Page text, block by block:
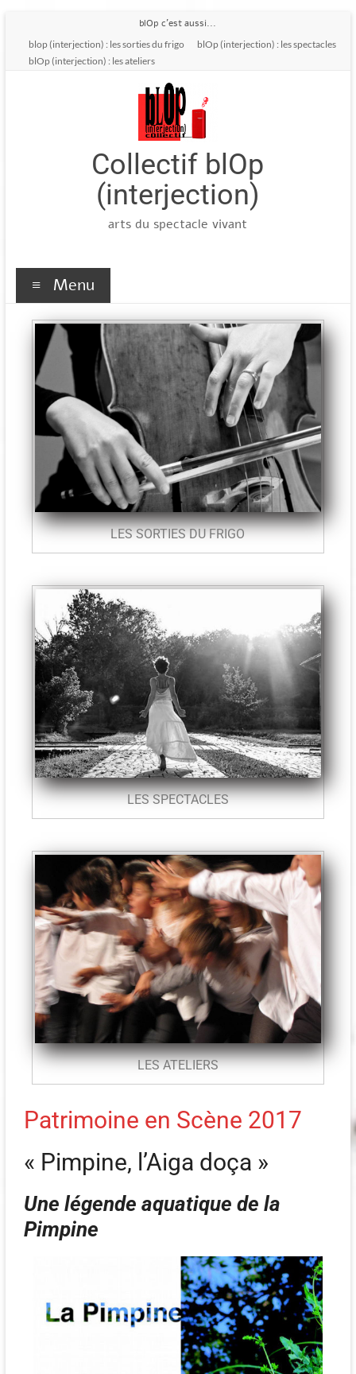
blOp c'est aussi...
blop (interjection) : les sorties du frigo
blOp (interjection) : les spectacles
blOp (interjection) : les ateliers
Collectif blOp
(interjection)
arts du spectacle vivant
Menu
LES SORTIES DU FRIGO
LES SPECTACLES
LES ATELIERS
Patrimoine en Scène 2017
« Pimpine, l’Aiga doça »
Une légende aquatique de la
Pimpine